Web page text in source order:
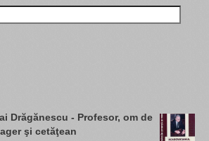
Drăgănescu - Profesor, om de
şi cetăţean